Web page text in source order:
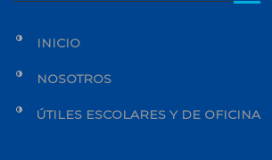
INICIO
NOSOTROS
ÚTILES ESCOLARES Y DE OFICINA